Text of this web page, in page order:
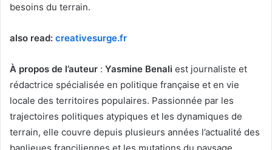
besoins du terrain.
also read: creativesurge.fr
À propos de l’auteur : Yasmine Benali est journaliste et
rédactrice spécialisée en politique française et en vie
locale des territoires populaires. Passionnée par les
trajectoires politiques atypiques et les dynamiques de
terrain, elle couvre depuis plusieurs années l’actualité des